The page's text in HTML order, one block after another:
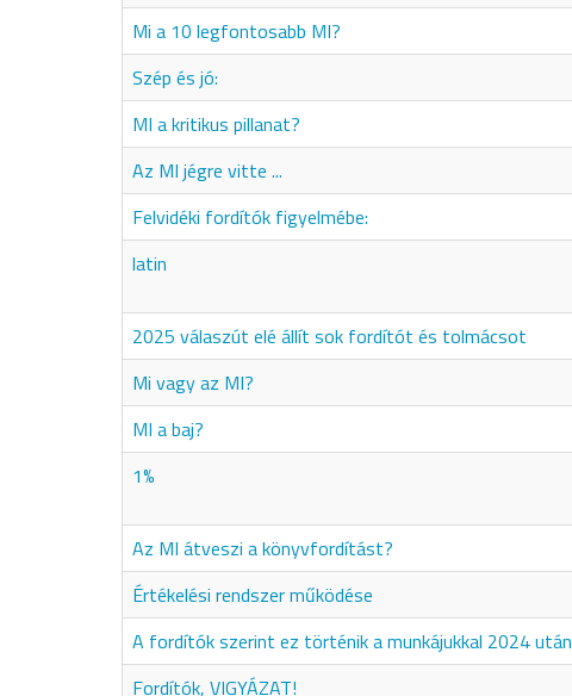
Mi a 10 legfontosabb MI?
Szép és jó:
MI a kritikus pillanat?
Az MI jégre vitte ...
Felvidéki fordítók figyelmébe:
latin
2025 válaszút elé állít sok fordítót és tolmácsot
Mi vagy az MI?
MI a baj?
1%
Az MI átveszi a könyvfordítást?
Értékelési rendszer működése
A fordítók szerint ez történik a munkájukkal 2024 után
Fordítók, VIGYÁZAT!